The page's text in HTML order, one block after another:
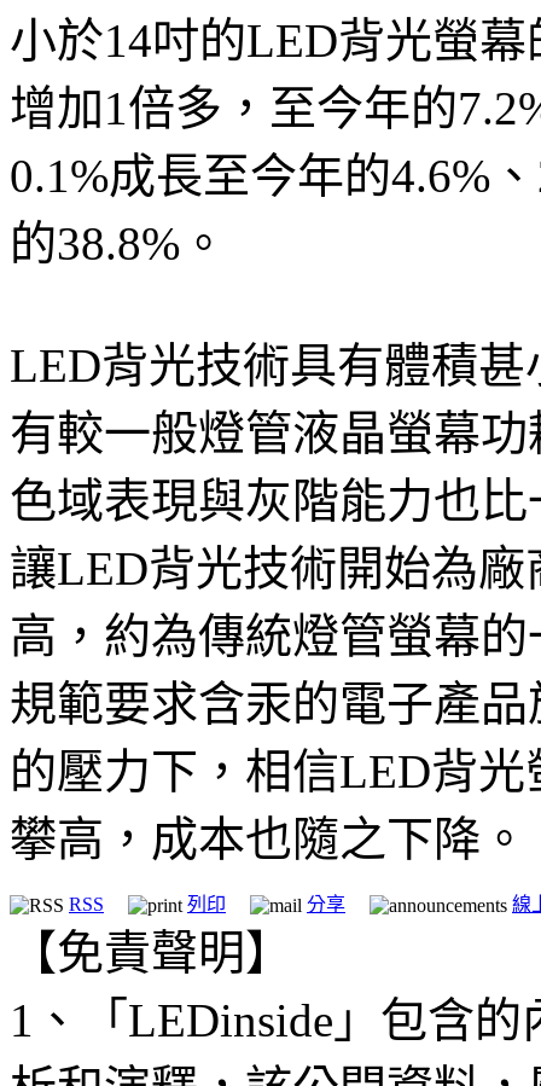
小於14吋的LED背光螢
增加1倍多，至今年的
0.1%成長至今年的4.6%
的38.8%。
LED背光技術具有體積
有較一般燈管液晶螢幕
色域表現與灰階能力也
讓LED背光技術開始為
高，約為傳統燈管螢幕
規範要求含汞的電子產
的壓力下，相信LED背
攀高，成本也隨之下降。
RSS 列印 分享 線
【免責聲明】
1、「LEDinside」包含